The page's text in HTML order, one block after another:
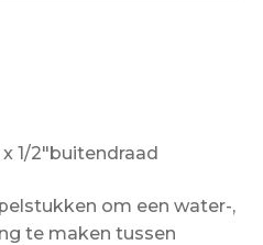
1/2″buitendraad
om een water-,
te maken tussen